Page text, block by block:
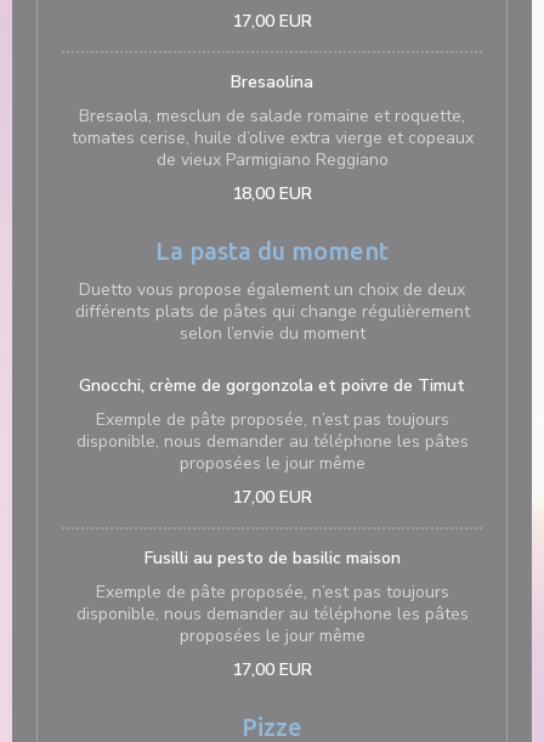
17,00 EUR
Bresaolina
Bresaola, mesclun de salade romaine et roquette,
tomates cerise, huile d’olive extra vierge et copeaux
de vieux Parmigiano Reggiano
18,00 EUR
La pasta du moment
Duetto vous propose également un choix de deux
différents plats de pâtes qui change régulièrement
selon l’envie du moment
Gnocchi, crème de gorgonzola et poivre de Timut
Exemple de pâte proposée, n’est pas toujours
disponible, nous demander au téléphone les pâtes
proposées le jour même
17,00 EUR
Fusilli au pesto de basilic maison
Exemple de pâte proposée, n’est pas toujours
disponible, nous demander au téléphone les pâtes
proposées le jour même
17,00 EUR
Pizze